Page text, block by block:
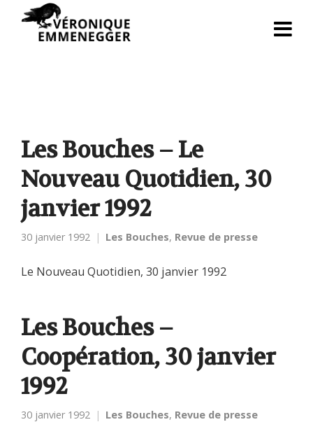
Les Bouches – Le
Nouveau Quotidien, 30
janvier 1992
30 janvier 1992 Les Bouches, Revue de presse
Le Nouveau Quotidien, 30 janvier 1992
Les Bouches –
Coopération, 30 janvier
1992
30 janvier 1992 Les Bouches, Revue de presse